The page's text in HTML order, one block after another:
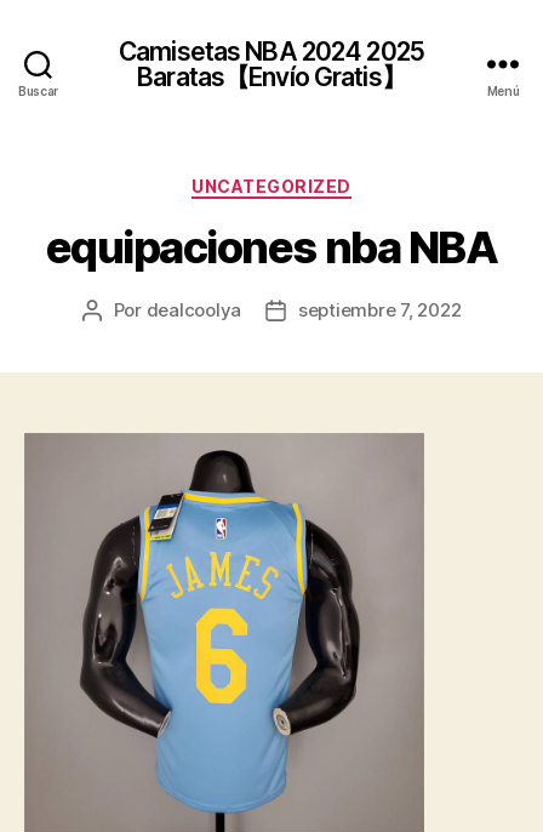
Buscar
Camisetas NBA 2024 2025
Baratas【Envío Gratis】
Menú
Categorías
UNCATEGORIZED
equipaciones nba NBA
Autor
Por dealcoolya
Fechaseptiembre 7, 2022